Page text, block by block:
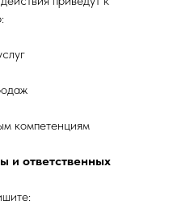
компетенциям
и ответственных